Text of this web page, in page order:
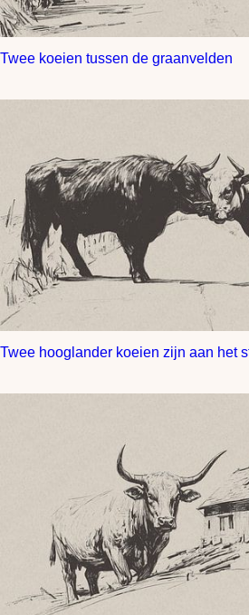
Twee koeien tussen de graanvelden
Twee hooglander koeien zijn aan het